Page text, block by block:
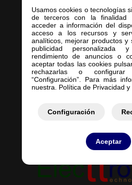
Usamos cookies o tecnologías
de terceros con la finalidad
acceder a información del
acceso a los recursos y
analíticos, mejorar productos y
publicidad personalizada
rendimiento de anuncios o
aceptar todas las cookies
rechazarlas o
“Configuración”. Para más
nuestra. Política de Privacidad y
Configuración
Aceptar
Inicio
Empresa
Servicios
Contacto
Mis